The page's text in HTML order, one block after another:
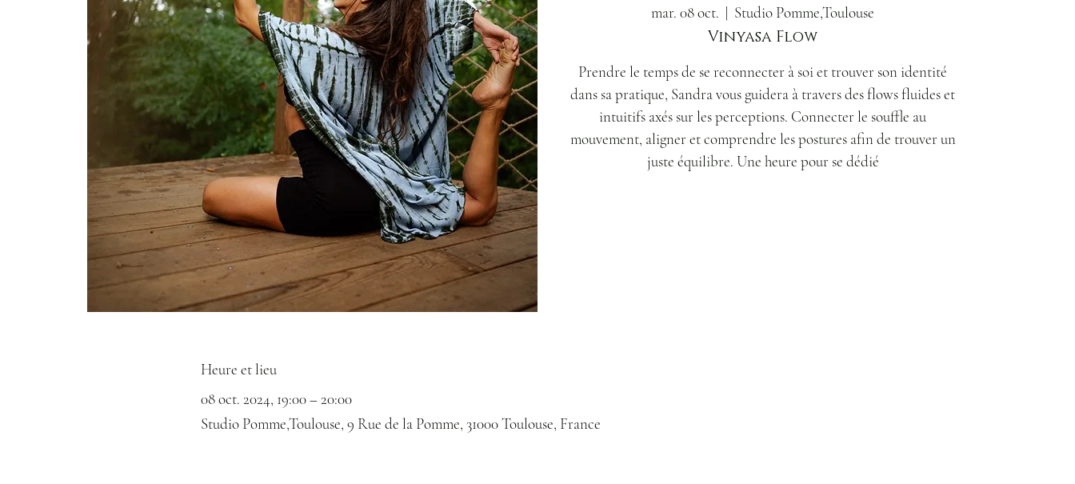
mar. 08 oct.
  |
Studio Pomme,Toulouse
Vinyasa Flow
Prendre le temps de se reconnecter à soi et trouver son identité
dans sa pratique, Sandra vous guidera à travers des flows fluides et
intuitifs axés sur les perceptions. Connecter le souffle au
mouvement, aligner et comprendre les postures afin de trouver un
juste équilibre. Une heure pour se dédié
Heure et lieu
08 oct. 2024, 19:00 – 20:00
Studio Pomme,Toulouse, 9 Rue de la Pomme, 31000 Toulouse, France